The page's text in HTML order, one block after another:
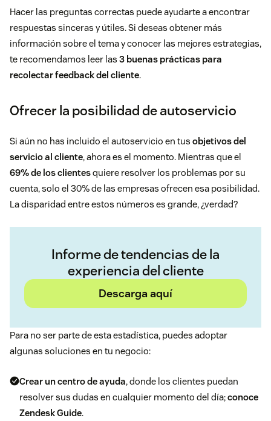
Hacer las preguntas correctas puede ayudarte a encontrar
respuestas sinceras y útiles. Si deseas obtener más
información sobre el tema y conocer las mejores estrategias,
te recomendamos leer las 3 buenas prácticas para
recolectar feedback del cliente.
Ofrecer la posibilidad de autoservicio
Si aún no has incluido el autoservicio en tus objetivos del
servicio al cliente, ahora es el momento. Mientras que el
69% de los clientesquiere resolver los problemas por su
cuenta, solo el 30% de las empresas ofrecen esa posibilidad.
La disparidad entre estos números es grande, ¿verdad?
Informe de tendencias de la
experiencia del cliente
Descarga aquí
Para no ser parte de esta estadística, puedes adoptar
algunas soluciones en tu negocio:
Crear un centro de ayuda, donde los clientes puedan
resolver sus dudas en cualquier momento del día;conoce
Zendesk Guide.